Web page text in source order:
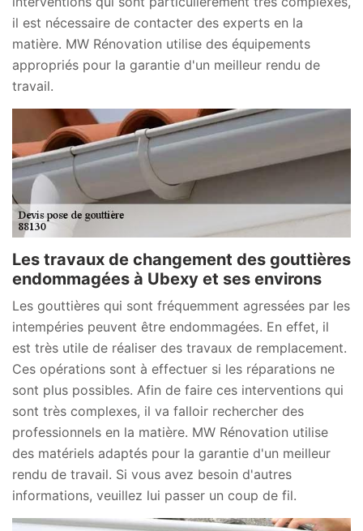
il est nécessaire de contacter des experts en la
matière. MW Rénovation utilise des équipements
appropriés pour la garantie d'un meilleur rendu de
travail.
Les travaux de changement des gouttières
endommagées à Ubexy et ses environs
Les gouttières qui sont fréquemment agressées par les
intempéries peuvent être endommagées. En effet, il
est très utile de réaliser des travaux de remplacement.
Ces opérations sont à effectuer si les réparations ne
sont plus possibles. Afin de faire ces interventions qui
sont très complexes, il va falloir rechercher des
professionnels en la matière. MW Rénovation utilise
des matériels adaptés pour la garantie d'un meilleur
rendu de travail. Si vous avez besoin d'autres
informations, veuillez lui passer un coup de fil.